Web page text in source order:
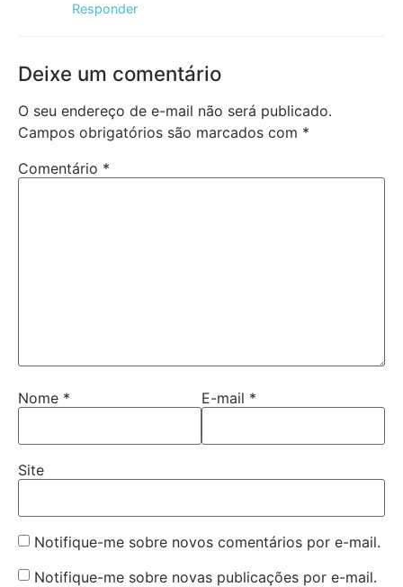
Responder
Deixe um comentário
O seu endereço de e-mail não será publicado.
Campos obrigatórios são marcados com *
Comentário *
Nome * E-mail *
Site
Notifique-me sobre novos comentários por e-mail.
Notifique-me sobre novas publicações por e-mail.